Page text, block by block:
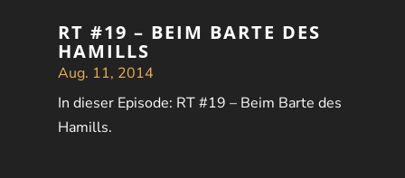
RT #19 – BEIM BARTE DES
HAMILLS
Aug. 11, 2014
In dieser Episode: RT #19 – Beim Barte des
Hamills.